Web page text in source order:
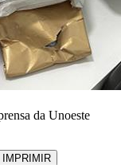
da Unoeste
IMPRIMIR